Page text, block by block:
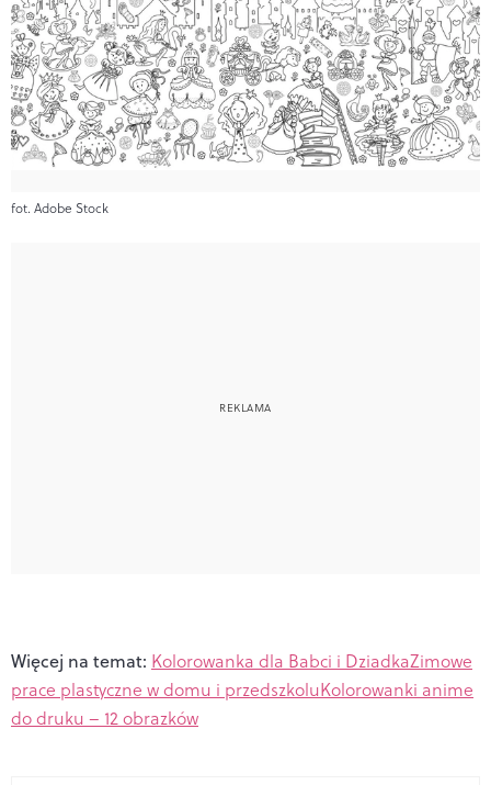
fot. Adobe Stock
Więcej na temat: Kolorowanka dla Babci i DziadkaZimowe
prace plastyczne w domu i przedszkoluKolorowanki anime
do druku – 12 obrazków